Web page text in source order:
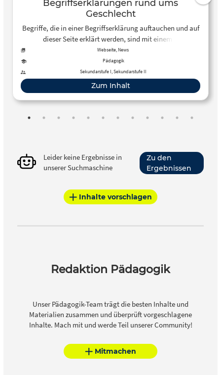
Begriffserklärungen rund ums
Geschlecht
Begriffe, die in einer Begriffserklärung auftauchen und auf
dieser Seite erklärt werden, sind mit einem →
gekennzeichnet und verlinkt. Wenn euch noch Begriffe
fehlen, dann schreibt uns doch eine Email an
info@meingeschlecht.de.
Webseite, News
Pädagogik
Sekundarstufe I, Sekundarstufe II
Zum Inhalt
Leider keine Ergebnisse in
unserer Suchmaschine
Zu den
Ergebnissen
Inhalte vorschlagen
Redaktion Pädagogik
Unser Pädagogik-Team trägt die besten Inhalte und
Materialien zusammen und überprüft vorgeschlagene
Inhalte. Mach mit und werde Teil unserer Community!
Mitmachen